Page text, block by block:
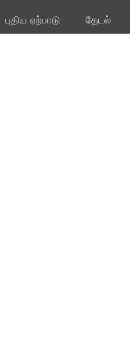
புதிய ஏற்பாடு தேடல்